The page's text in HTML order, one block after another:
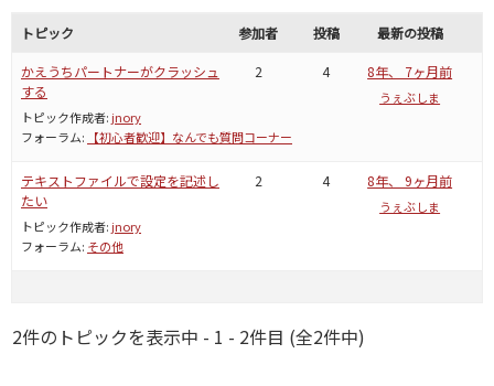
トピック 参加者 投稿 最新の投稿
かえうちパートナーがクラッシュ
する
トピック作成者: jnory
フォーラム:
【初心者歓迎】なんでも質問コーナー
2 4 8年、 7ヶ月前
うぇぶしま
テキストファイルで設定を記述し
たい
トピック作成者: jnory
フォーラム: その他
2 4 8年、 9ヶ月前
うぇぶしま
2件のトピックを表示中 - 1 - 2件目 (全2件中)